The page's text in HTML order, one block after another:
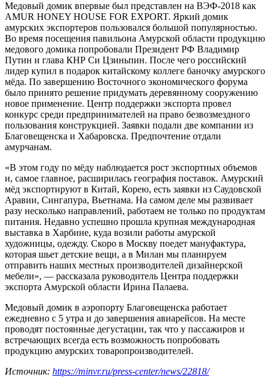
Медовый домик впервые был представлен на ВЭФ-2018 как
AMUR HONEY HOUSE FOR EXPORT. Яркий домик
амурских экспортеров пользовался большой популярностью.
Во время посещения павильона Амурской области продукцию
медового домика попробовали Президент РФ Владимир
Путин и глава КНР Си Цзиньпин. После чего российский
лидер купил в подарок китайскому коллеге баночку амурского
мёда. По завершению Восточного экономического форума
было принято решение придумать деревянному сооружению
новое применение. Центр поддержки экспорта провел
конкурс среди предпринимателей на право безвозмездного
пользования конструкцией. Заявки подали две компании из
Благовещенска и Хабаровска. Предпочтение отдали
амурчанам.
«В этом году по мёду наблюдается рост экспортных объемов
и, самое главное, расширилась география поставок. Амурский
мёд экспортируют в Китай, Корею, есть заявки из Саудовской
Аравии, Сингапура, Вьетнама. На самом деле мы развивает
разу несколько направлений, работаем не только по продуктам
питания. Недавно успешно прошла крупная международная
выставка в Харбине, куда возили работы амурской
художницы, одежду. Скоро в Москву поедет мануфактура,
которая шьет детские вещи, а в Милан мы планируем
отправить наших местных производителей дизайнерской
мебели», — рассказала руководитель Центра поддержки
экспорта Амурской области Ирина Палаева.
Медовый домик в аэропорту Благовещенска работает
ежедневно с 5 утра и до завершения авиарейсов. На месте
проводят постоянные дегустации, так что у пассажиров и
встречающих всегда есть возможность попробовать
продукцию амурских товаропроизводителей.
Источник: https://minvr.ru/press-center/news/22818/